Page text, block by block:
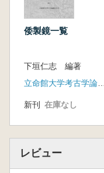
地域報告8 中村
の背景
基調報告 今西
流通とその背景」
倭製鏡一覧
下垣仁志 編著
新刊 在庫なし
レビュー